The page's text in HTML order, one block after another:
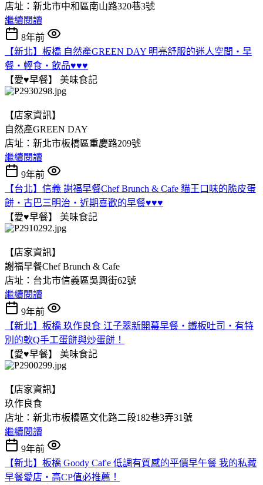
店址：新北市中和區南山路320巷3號
繼續閱讀
8年前
【新北】板橋 自然產GREEN DAY 明亮舒服的迷人空間‧早
餐‧輕食‧飲品♥♥♥
【愛♥早餐】 美味食記
【店家資訊】
自然產GREEN DAY
店址：新北市板橋區重慶路209號
繼續閱讀
9年前
【台北】信義 謝福早餐Chef Brunch & Cafe 貓王口味的脆皮蛋
餅‧古巴三明治‧近期喜歡的早餐♥♥♥
【愛♥早餐】 美味食記
【店家資訊】
謝福早餐Chef Brunch & Cafe
店址：台北市信義區吳興街62號
繼續閱讀
9年前
【新北】板橋 玖作良食 江子翠新開幕早餐‧鐵板吐司‧有特
別的軟Q手工蛋餅與炒蛋餅！
【愛♥早餐】 美味食記
【店家資訊】
玖作良食
店址：新北市板橋區文化路二段182巷3弄31號
繼續閱讀
9年前
【新北】板橋 Goody Caf'e 低調有質感的平價早午餐 我的私藏
早餐愛店‧高CP值必推薦！